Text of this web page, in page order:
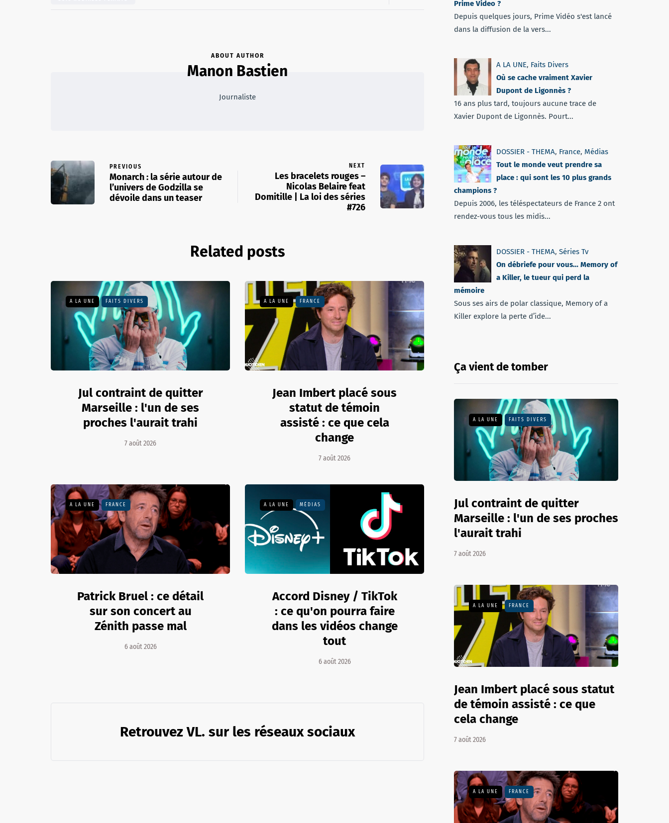
ABOUT AUTHOR
Manon Bastien
Journaliste
PREVIOUS
Monarch : la série autour de
l’univers de Godzilla se
dévoile dans un teaser
NEXT
Les bracelets rouges –
Nicolas Belaire feat
Domitille | La loi des séries
#726
Related posts
A LA UNE FAITS DIVERS
Jul contraint de quitter
Marseille : l'un de ses
proches l'aurait trahi
7 août 2026
A LA UNE FRANCE
Jean Imbert placé sous
statut de témoin
assisté : ce que cela
change
7 août 2026
A LA UNE FRANCE
Patrick Bruel : ce détail
sur son concert au
Zénith passe mal
6 août 2026
A LA UNE MÉDIAS
Accord Disney / TikTok
: ce qu'on pourra faire
dans les vidéos change
tout
6 août 2026
Retrouvez VL. sur les réseaux sociaux
Prime Video ?
Depuis quelques jours, Prime Vidéo s'est lancé
dans la diffusion de la vers...
A LA UNE, Faits Divers
Où se cache vraiment Xavier
Dupont de Ligonnès ?
16 ans plus tard, toujours aucune trace de
Xavier Dupont de Ligonnès. Pourt...
DOSSIER - THEMA, France, Médias
Tout le monde veut prendre sa
place : qui sont les 10 plus grands
champions ?
Depuis 2006, les téléspectateurs de France 2 ont
rendez-vous tous les midis...
DOSSIER - THEMA, Séries Tv
On débriefe pour vous… Memory of
a Killer, le tueur qui perd la
mémoire
Sous ses airs de polar classique, Memory of a
Killer explore la perte d’ide...
Ça vient de tomber
A LA UNE FAITS DIVERS
Jul contraint de quitter
Marseille : l'un de ses proches
l'aurait trahi
7 août 2026
A LA UNE FRANCE
Jean Imbert placé sous statut
de témoin assisté : ce que
cela change
7 août 2026
A LA UNE FRANCE